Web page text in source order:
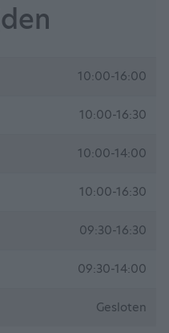
10:00-16:00
10:00-16:30
10:00-14:00
10:00-16:30
09:30-16:30
09:30-14:00
Gesloten